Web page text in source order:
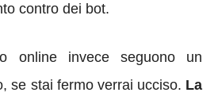
contro dei bot.
online invece seguono un
se stai fermo verrai ucciso. La